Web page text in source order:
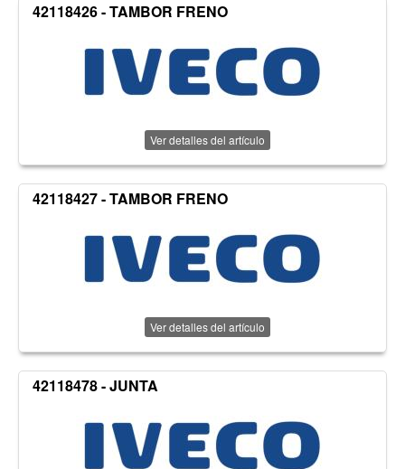
42118426 - TAMBOR FRENO
Ver detalles del artículo
42118427 - TAMBOR FRENO
Ver detalles del artículo
42118478 - JUNTA